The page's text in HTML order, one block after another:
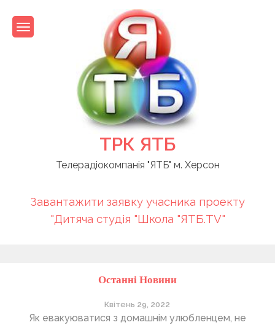
content
ТРК ЯТБ
Телерадіокомпанія "ЯТБ" м. Херсон
Завантажити заявку учасника проекту
"Дитяча студія "Школа "ЯТБ.TV"
Останні Новини
Квітень 29, 2022
Як евакуюватися з домашнім улюбленцем, не